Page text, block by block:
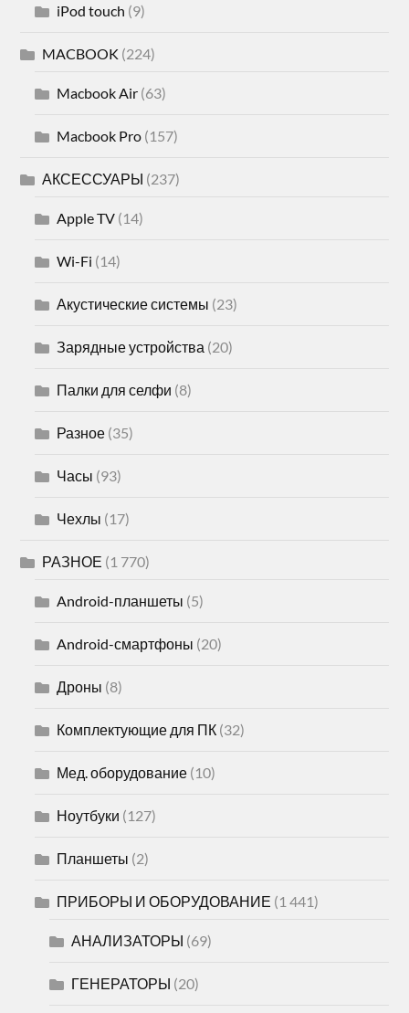
iPod touch (9)
MACBOOK (224)
Macbook Air (63)
Macbook Pro (157)
АКСЕССУАРЫ (237)
Apple TV (14)
Wi-Fi (14)
Акустические системы (23)
Зарядные устройства (20)
Палки для селфи (8)
Разное (35)
Часы (93)
Чехлы (17)
РАЗНОЕ (1 770)
Android-планшеты (5)
Android-смартфоны (20)
Дроны (8)
Комплектующие для ПК (32)
Мед. оборудование (10)
Ноутбуки (127)
Планшеты (2)
ПРИБОРЫ И ОБОРУДОВАНИЕ (1 441)
АНАЛИЗАТОРЫ (69)
ГЕНЕРАТОРЫ (20)